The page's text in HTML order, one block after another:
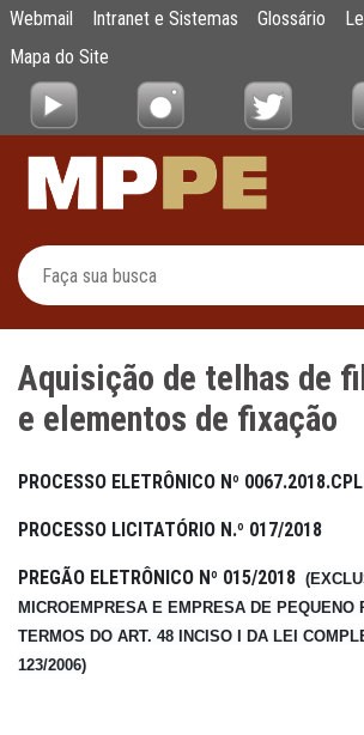
Pular para o Conteúdo principal
Aquisição de telhas de
Webmail Intranet e Sistemas Glossário
Mapa do Site
Aquisição de telhas de
e elementos de fixação
PROCESSO ELETRÔNICO Nº
PROCESSO LICITATÓRIO N.º 017/2018
PREGÃO ELETRÔNICO Nº 015/2018 (
MICROEMPRESA E EMPRESA DE PEQUENO
TERMOS DO ART. 48 INCISO I DA LEI
123/2006)